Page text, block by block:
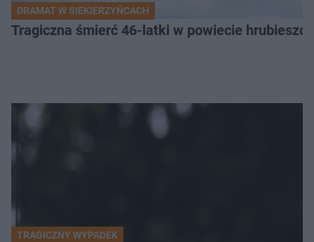
DRAMAT W SIEKIERZYŃCACH
Tragiczna śmierć 46-latki w powiecie
TRAGICZNY WYPADEK